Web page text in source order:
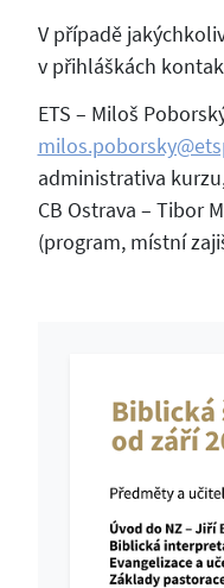
V případě
v přihláškách
ETS – Miloš
administrativa
CB Ostrava – Tibor
(program, místní